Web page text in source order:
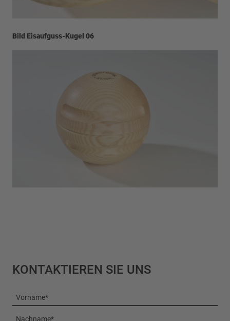
Bild Eisaufguss-Kugel 06
KONTAKTIEREN SIE UNS